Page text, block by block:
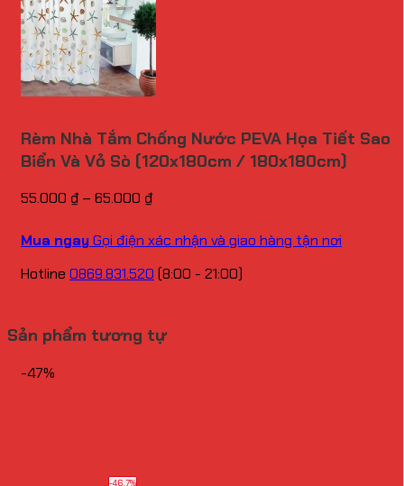
Rèm Nhà Tắm Chống Nước PEVA Họa Tiết Sao
Biển Và Vỏ Sò (120x180cm / 180x180cm)
55.000 ₫ – 65.000 ₫Khoảng
từ
55.000 ₫
đến
Mua ngayGọi điện xác nhận và giao hàng tận nơi
Hotline 0869.831.520 (8:00 - 21:00)
Sản phẩm tương tự
-47%
-46.7%